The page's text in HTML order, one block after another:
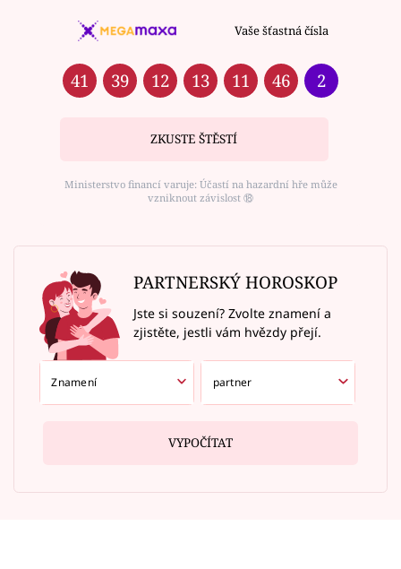
Vaše šťastná čísla
41 39 12 13 11 46 2
ZKUSTE ŠTĚSTÍ
Ministerstvo financí varuje: Účastí na hazardní hře může
vzniknout závislost ⑱
PARTNERSKÝ HOROSKOP
Jste si souzení? Zvolte znamení a
zjistěte, jestli vám hvězdy přejí.
VYPOČÍTAT